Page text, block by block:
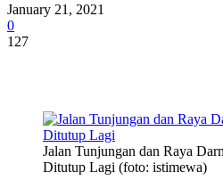
January 21, 2021
0
127
Jalan Tunjungan dan Raya
Ditutup Lagi (foto: istimewa)